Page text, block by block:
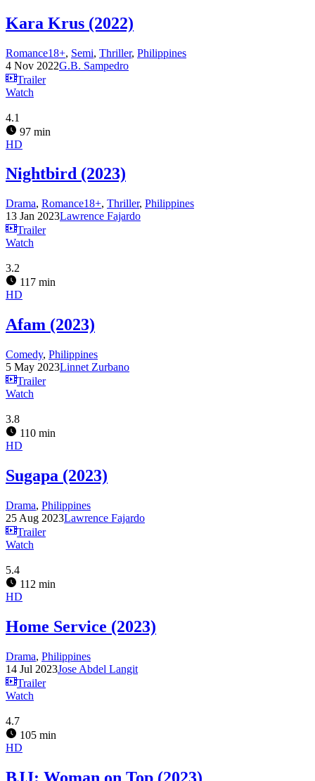
Kara Krus (2022)
Romance18+, Semi, Thriller, Philippines
4 Nov 2022G.B. Sampedro
Trailer
Watch
4.1
97 min
HD
Nightbird (2023)
Drama, Romance18+, Thriller, Philippines
13 Jan 2023Lawrence Fajardo
Trailer
Watch
3.2
117 min
HD
Afam (2023)
Comedy, Philippines
5 May 2023Linnet Zurbano
Trailer
Watch
3.8
110 min
HD
Sugapa (2023)
Drama, Philippines
25 Aug 2023Lawrence Fajardo
Trailer
Watch
5.4
112 min
HD
Home Service (2023)
Drama, Philippines
14 Jul 2023Jose Abdel Langit
Trailer
Watch
4.7
105 min
HD
BJJ: Woman on Top (2023)